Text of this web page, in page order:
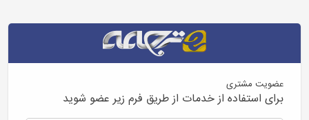
عضویت مشتری
برای استفاده از خدمات از طریق فرم زیر عضو شوید